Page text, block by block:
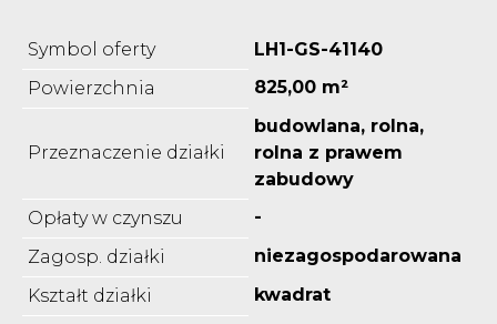
Symbol oferty
LH1-GS-41140
Powierzchnia
825,00 m²
Przeznaczenie działki
budowlana, rolna,
rolna z prawem
zabudowy
Opłaty w czynszu
-
Zagosp. działki
niezagospodarowana
Kształt działki
kwadrat